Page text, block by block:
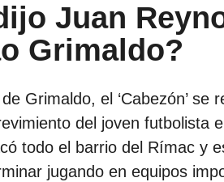
Juan
Grimaldo?
Grimaldo, el ‘Cabezón’
del joven futbolista
todo el barrio del Rímac y
jugando en equipos